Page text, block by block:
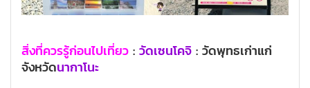
สิ่งที่ควรรู้ก่อนไปเที่ยว : วัดเซนโคจิ : วัดพุทธเก่าแก่
จังหวัดนากาโนะ